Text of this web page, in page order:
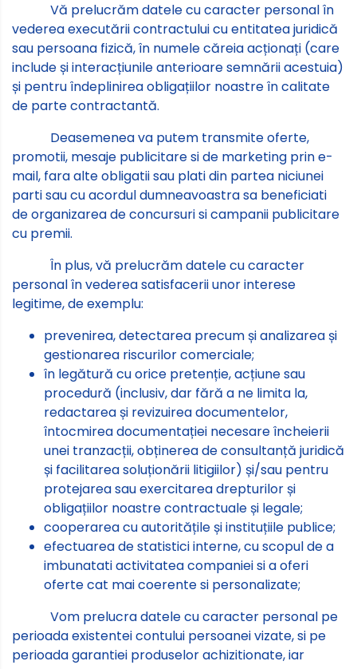
Vă prelucrăm datele cu caracter personal în
vederea executării contractului cu entitatea juridică
sau persoana fizică, în numele căreia acționați (care
include și interacțiunile anterioare semnării acestuia)
și pentru îndeplinirea obligațiilor noastre în calitate
de parte contractantă.
Deasemenea va putem transmite oferte,
promotii, mesaje publicitare si de marketing prin e-
mail, fara alte obligatii sau plati din partea niciunei
parti sau cu acordul dumneavoastra sa beneficiati
de organizarea de concursuri si campanii publicitare
cu premii.
În plus, vă prelucrăm datele cu caracter
personal în vederea satisfacerii unor interese
legitime, de exemplu:
prevenirea, detectarea precum și analizarea și
gestionarea riscurilor comerciale;
în legătură cu orice pretenție, acțiune sau
procedură (inclusiv, dar fără a ne limita la,
redactarea și revizuirea documentelor,
întocmirea documentației necesare încheierii
unei tranzacții, obținerea de consultanță juridică
și facilitarea soluționării litigiilor) și/sau pentru
protejarea sau exercitarea drepturilor și
obligațiilor noastre contractuale și legale;
cooperarea cu autoritățile și instituțiile publice;
efectuarea de statistici interne, cu scopul de a
imbunatati activitatea companiei si a oferi
oferte cat mai coerente si personalizate;
Vom prelucra datele cu caracter personal pe
perioada existentei contului persoanei vizate, si pe
perioada garantiei produselor achizitionate, iar